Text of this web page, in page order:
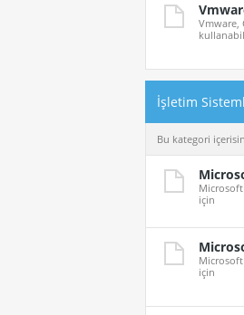
Vmware,
İşletim
Bu kategori
Microsoft
için
Microsoft
için